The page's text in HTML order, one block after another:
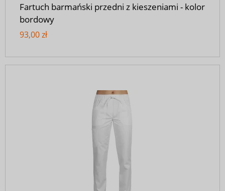
Fartuch barmański przedni z kieszeniami - kolor
bordowy
93,00 zł